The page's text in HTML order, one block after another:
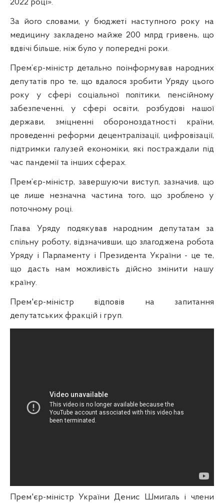
2022 році».
За його словами, у бюджеті наступного року на
медицину закладено майже 200 млрд гривень, що
вдвічі більше, ніж було у попередні роки.
Прем’єр-міністр детально поінформував народних
депутатів про те, що вдалося зробити Уряду цього
року у сфері соціальної політики, пенсійному
забезпеченні, у сфері освіти, розбудові нашої
держави, зміцненні обороноздатності країни,
проведенні реформи децентралізації, цифровізації,
підтримки галузей економіки, які постраждали під
час пандемії та інших сферах.
Прем’єр-міністр, завершуючи виступ, зазначив, що
це лише незначна частина того, що зроблено у
поточному році.
Глава Уряду подякував народним депутатам за
спільну роботу, відзначивши, що злагоджена робота
Уряду і Парламенту і Президента України - це те,
що дасть нам можливість дійсно змінити нашу
країну.
Прем'єр-міністр відповів на запитання
депутатських фракцій і груп.
Прем'єр-міністр України Денис Шмигаль і члени